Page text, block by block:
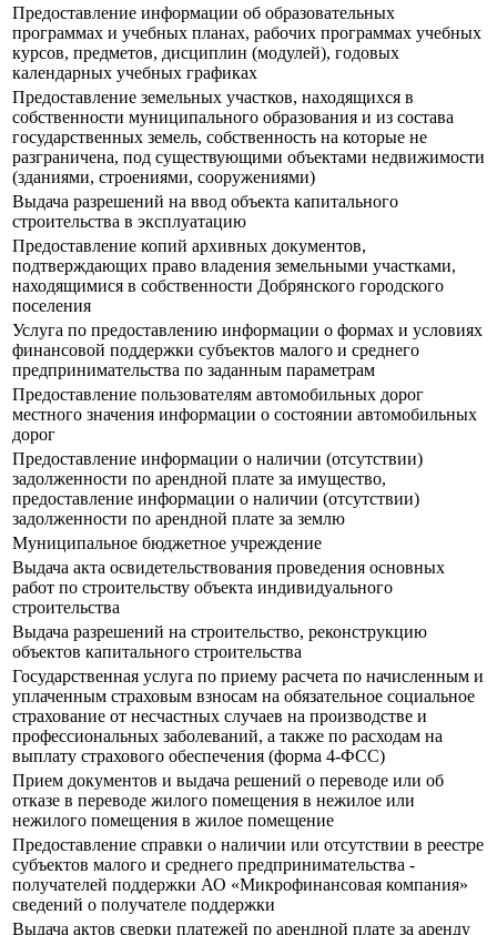
Предоставление информации об образовательных
программах и учебных планах, рабочих программах учебных
курсов, предметов, дисциплин (модулей), годовых
календарных учебных графиках
Предоставление земельных участков, находящихся в
собственности муниципального образования и из состава
государственных земель, собственность на которые не
разграничена, под существующими объектами недвижимости
(зданиями, строениями, сооружениями)
Выдача разрешений на ввод объекта капитального
строительства в эксплуатацию
Предоставление копий архивных документов,
подтверждающих право владения земельными участками,
находящимися в собственности Добрянского городского
поселения
Услуга по предоставлению информации о формах и условиях
финансовой поддержки субъектов малого и среднего
предпринимательства по заданным параметрам
Предоставление пользователям автомобильных дорог
местного значения информации о состоянии автомобильных
дорог
Предоставление информации о наличии (отсутствии)
задолженности по арендной плате за имущество,
предоставление информации о наличии (отсутствии)
задолженности по арендной плате за землю
Муниципальное бюджетное учреждение
Выдача акта освидетельствования проведения основных
работ по строительству объекта индивидуального
строительства
Выдача разрешений на строительство, реконструкцию
объектов капитального строительства
Государственная услуга по приему расчета по начисленным и
уплаченным страховым взносам на обязательное социальное
страхование от несчастных случаев на производстве и
профессиональных заболеваний, а также по расходам на
выплату страхового обеспечения (форма 4-ФСС)
Прием документов и выдача решений о переводе или об
отказе в переводе жилого помещения в нежилое или
нежилого помещения в жилое помещение
Предоставление справки о наличии или отсутствии в реестре
субъектов малого и среднего предпринимательства -
получателей поддержки АО «Микрофинансовая компания»
сведений о получателе поддержки
Выдача актов сверки платежей по арендной плате за аренду